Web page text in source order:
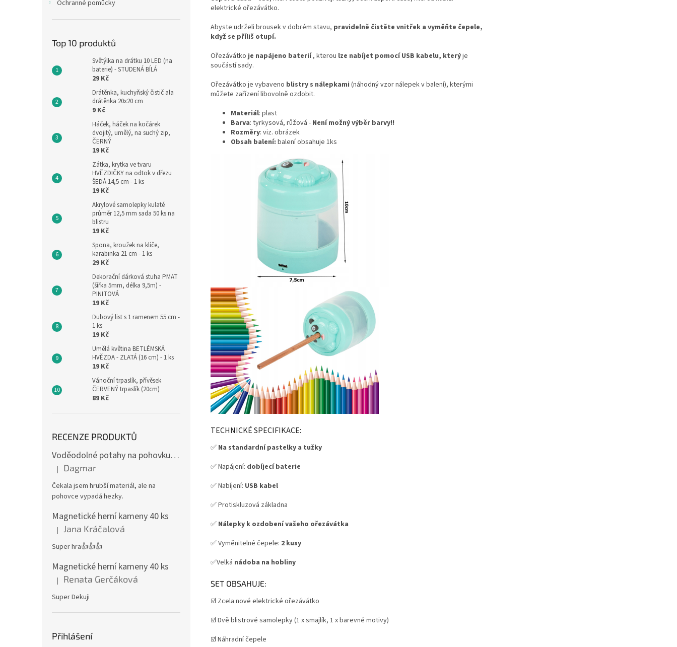
Ochranné pomůcky
Top 10 produktů
Světýlka na drátku 10 LED (na
baterie) - STUDENÁ BÍLÁ
29 Kč
Drátěnka, kuchyňský čistič ala
drátěnka 20x20 cm
9 Kč
Háček, háček na kočárek
dvojitý, umělý, na suchý zip,
ČERNÝ
19 Kč
Zátka, krytka ve tvaru
HVĚZDIČKY na odtok v dřezu
ŠEDÁ 14,5 cm - 1 ks
19 Kč
Akrylové samolepky kulaté
průměr 12,5 mm sada 50 ks na
blistru
19 Kč
Spona, kroužek na klíče,
karabinka 21 cm - 1 ks
29 Kč
Dekorační dárková stuha PMAT
(šířka 5mm, délka 9,5m) -
PINITOVÁ
19 Kč
Dubový list s 1 ramenem 55 cm -
1 ks
19 Kč
Umělá květina BETLÉMSKÁ
HVĚZDA - ZLATÁ (16 cm) - 1 ks
19 Kč
Vánoční trpaslík, přívěsek
ČERVENÝ trpaslík (20cm)
89 Kč
RECENZE PRODUKTŮ
Voděodolné potahy na pohovku se vzorem
Hodnocení produktu je 4 z 5 hvězdiček.
| Dagmar
Čekala jsem hrubší materiál, ale na
pohovce vypadá hezky.
Magnetické herní kameny 40 ks
Hodnocení produktu je 5 z 5 hvězdiček.
| Jana Kráčalová
Super hra👍👍👍
Magnetické herní kameny 40 ks
Hodnocení produktu je 5 z 5 hvězdiček.
| Renata Gerčáková
Super Dekuji
Přihlášení
elektrické ořezávátko.
Abyste udrželi brousek v dobrém stavu, pravidelně čistěte vnitřek a vyměňte čepele,
když se příliš otupí.
Ořezávátko je napájeno baterií, kterou lze nabíjet pomocí USB kabelu, kterýje
součástí sady.
Ořezávátko je vybaveno blistry s nálepkami (náhodný vzor nálepek v balení), kterými
můžete zařízení libovolně ozdobit.
Materiál: plast
Barva: tyrkysová, růžová - Není možný výběr barvy!!
Rozměry: viz. obrázek
Obsah balení: balení obsahuje 1ks
TECHNICKÉ SPECIFIKACE:
✅ Na standardní pastelky a tužky
✅ Napájení: dobíjecí baterie
✅ Nabíjení: USB kabel
✅ Protiskluzová základna
✅ Nálepky k ozdobení vašeho ořezávátka
✅ Vyměnitelné čepele: 2 kusy
✅Velká nádoba na hobliny
SET OBSAHUJE:
☑️ Zcela nové elektrické ořezávátko
☑️ Dvě blistrové samolepky (1 x smajlík, 1 x barevné motivy)
☑️ Náhradní čepele